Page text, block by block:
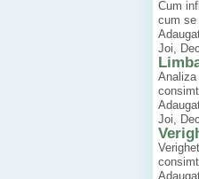
Cum
cum se
Joi,
Analiza
Joi,